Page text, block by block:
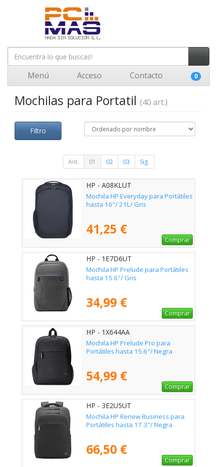
Menú Acceso Contacto 0
Mochilas para Portatil (40 art.)
Filtro
Ant. 01 02 03 Sig.
HP - A08KLUT
Mochila HP Everyday para Portátiles
hasta 16"/ 21L/ Gris
41,25 €
Comprar
HP - 1E7D6UT
Mochila HP Prelude para Portátiles
hasta 15.6"/ Gris
34,99 €
Comprar
HP - 1X644AA
Mochila HP Prelude Pro para
Portátiles hasta 15.6"/ Negra
54,99 €
Comprar
HP - 3E2U5UT
Mochila HP Renew Business para
Portátiles hasta 17.3"/ Negra
66,50 €
Comprar